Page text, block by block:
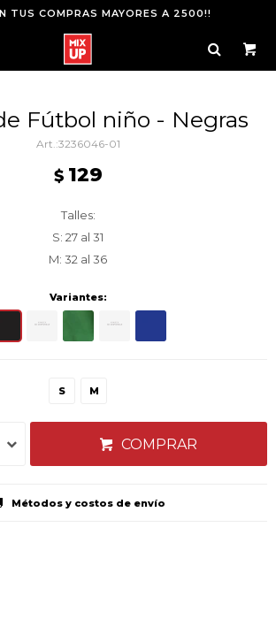
TUS COMPRAS MAYORES A 2500!!
Fútbol niño - Negras
3236046-01
$ 129
Talles:
S: 27 al 31
M: 32 al 36
Variantes:
S M
COMPRAR
Métodos y costos de envío